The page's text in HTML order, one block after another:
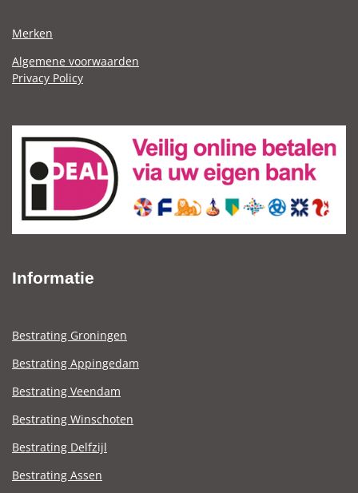
Merken
Algemene voorwaarden
Privacy Policy
Informatie
Bestrating Groningen
Bestrating Appingedam
Bestrating Veendam
Bestrating Winschoten
Bestrating Delfzijl
Bestrating Assen